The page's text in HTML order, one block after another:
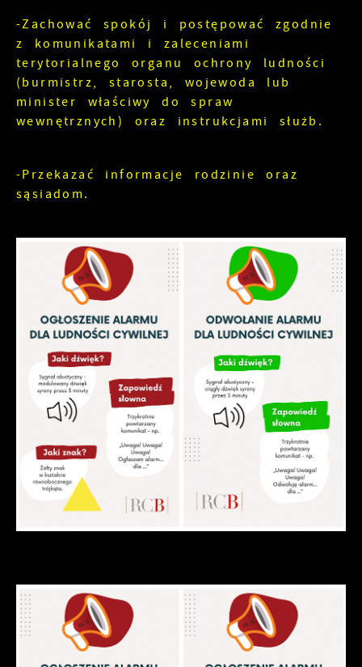
-Zachować spokój i postępować zgodnie
z komunikatami i zaleceniami
terytorialnego organu ochrony ludności
(burmistrz, starosta, wojewoda lub
minister właściwy do spraw
wewnętrznych) oraz instrukcjami służb.
-Przekazać informacje rodzinie oraz
sąsiadom.